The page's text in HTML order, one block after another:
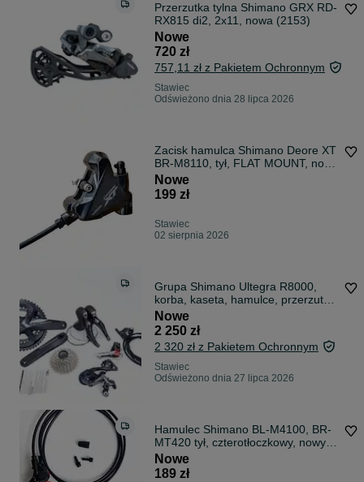
Przerzutka tylna Shimano GRX RD-
RX815 di2, 2x11, nowa (2153)
Nowe
720 zł
757,11 zł z Pakietem Ochronnym
Stawiec
Odświeżono dnia 28 lipca 2026
Zacisk hamulca Shimano Deore XT
BR-M8110, tył, FLAT MOUNT, nowy
(255B)
Nowe
199 zł
Stawiec
02 sierpnia 2026
Grupa Shimano Ultegra R8000,
korba, kaseta, hamulce, przerzutki
(501)
Nowe
2 250 zł
2 320 zł z Pakietem Ochronnym
Stawiec
Odświeżono dnia 27 lipca 2026
Hamulec Shimano BL-M4100, BR-
MT420 tył, czterotłoczkowy, nowy
(532)
Nowe
189 zł